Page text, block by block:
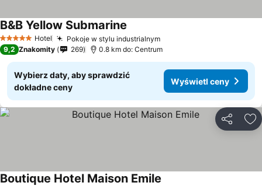
5 KategoriaHotel Pokoje w stylu industrialnym
B&B Yellow Submarine
9,2 Znakomity 269 0.8 km do: Centrum
Wybierz daty, aby sprawdzić
dokładne ceny
Wyświetl ceny
Boutique Hotel Maison Emile